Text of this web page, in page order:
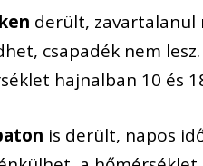
derült, zavartalanul
csapadék nem
hajnalban 10 és
is derült, napos